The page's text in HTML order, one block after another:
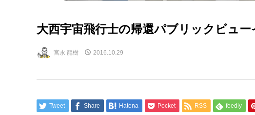
大西宇宙飛行士の帰還パブリックビュ
宮永 龍樹 2016.10.29
Tweet Share Hatena Pocket RSS feedly